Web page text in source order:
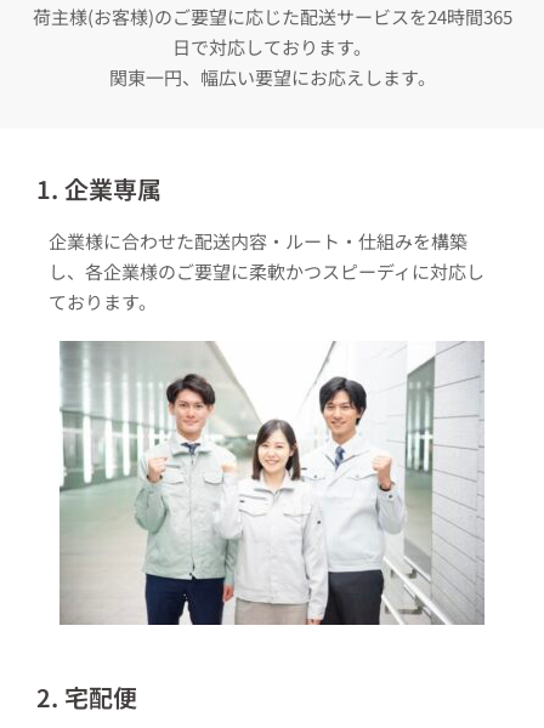
荷主様(お客様)のご要望に応じた配送サービスを24時間365
日で対応しております。
関東一円、幅広い要望にお応えします。
1. 企業専属
企業様に合わせた配送内容・ルート・仕組みを構築
し、各企業様のご要望に柔軟かつスピーディに対応し
ております。
2. 宅配便